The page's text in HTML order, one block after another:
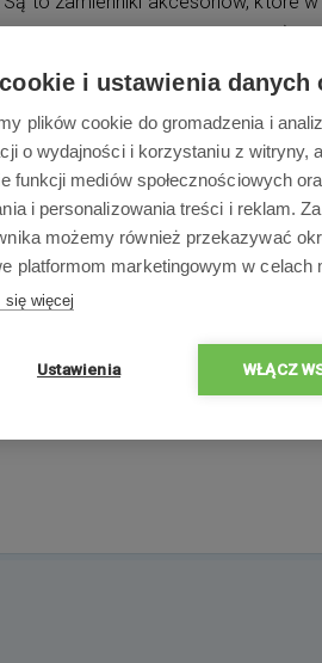
powierzchni jest używany robot) w
i ustawienia danych
plików cookie do gromadzenia i
o wydajności i korzystaniu z witryny,
funkcji mediów społecznościowych
i personalizowania treści i reklam.
możemy również przekazywać
platformom marketingowym w celach
się więcej
Ustawienia WŁĄCZ